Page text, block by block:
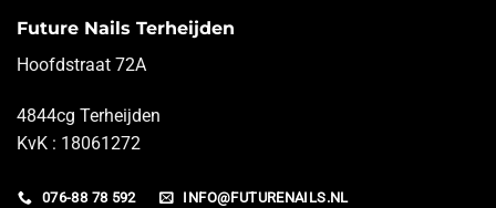
Future Nails Terheijden
Hoofdstraat 72A
4844cg Terheijden
KvK : 18061272
076-88 78 592 INFO@FUTURENAILS.NL